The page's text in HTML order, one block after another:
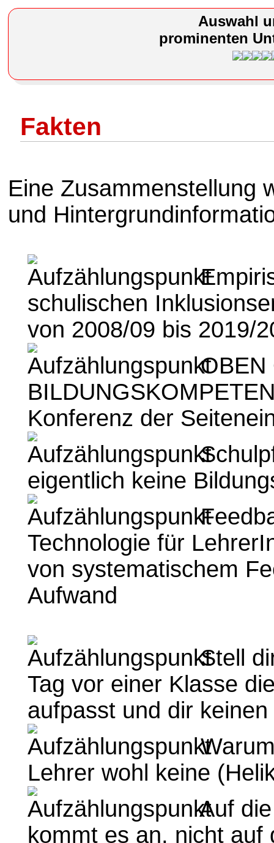
Auswahl
prominenten
Fakten
Eine Zusammenstellung
und
schulischen
von 2008/09 bis 2019/
OBEN
Konferenz der
eigentlich keine
Technologie für
von systematischem
Aufwand
Stell
Tag vor einer Klasse
aufpasst und dir
Lehrer wohl keine
Auf
kommt es an, nicht auf